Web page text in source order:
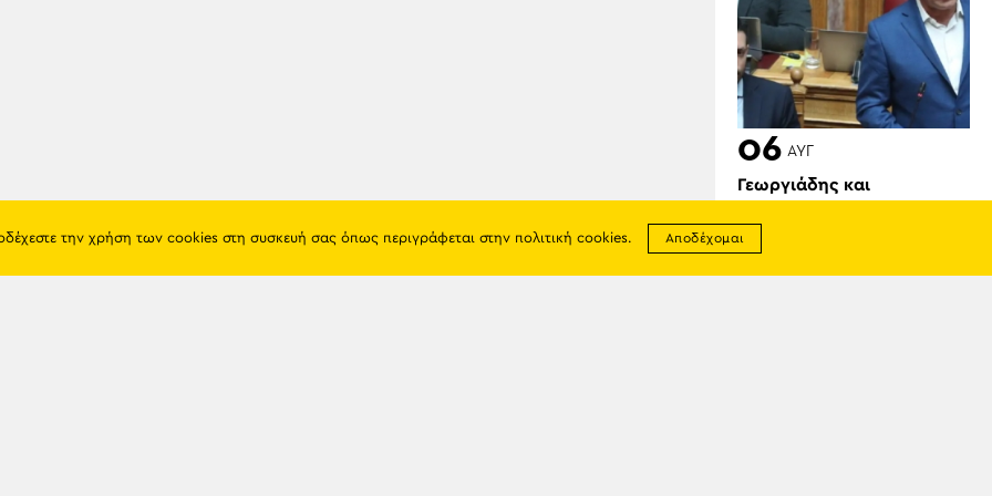
06 ΑΥΓ
Γεωργιάδης και
Τραμπ να παρέμβει για τα
Γλυπτά του Παρθενώνα:
την χρήση των cookies στη συσκευή σας όπως περιγράφεται στην πολιτική cookies. Αποδέχομαι